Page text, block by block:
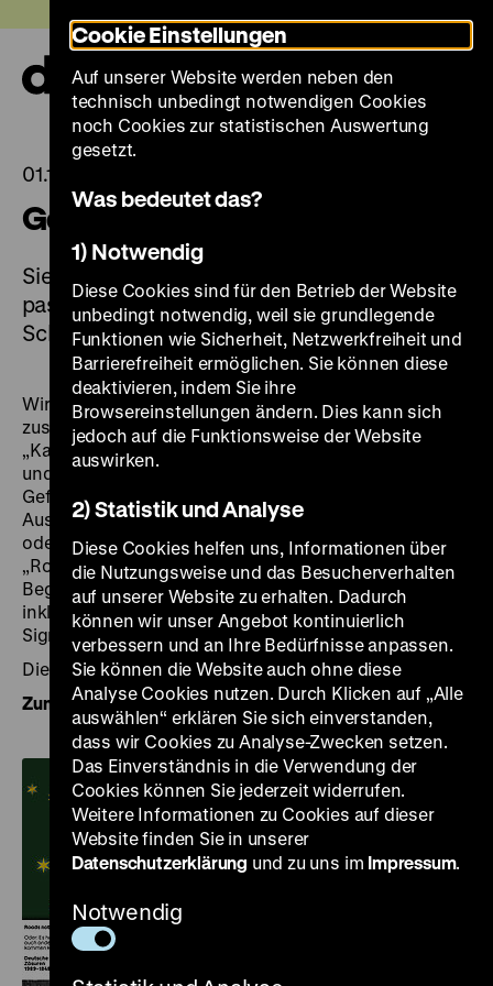
zum
Seiteninhalt
springen
01.12.2023
Geschenke mit Geschichte
Sie sind noch auf der Suche nach einem
passenden Geschenk für Weihnachten?
Schenken Sie Geschichte!
Wir haben Ihnenattraktive Buchpakete
zusammengestellt: Kataloge zu den Ausstellungen
„Karl Marx und der Kapitalismus“, „Documenta. Politik
und Kunst“ und „Richard Wagner und das deutsche
Gefühl“ mit jeweils der thematisch passenden
Ausgabe unseres Magazins „Historische Urteilskraft“
oder die Publikation zu unserer aktuellen Ausstellung
„Roads not Taken“ zusammen mit dem didaktischen
Begleitheft zur Ausstellung. Alle Pakete erhalten Sie
inklusive einem unserer hochwertigen Beutel mit dem
Signet des Pei-Baus für 30 €.
Die Aktion gilt bis zum 20.12.2023.
Zum Onlineshop
Cookie Einstellungen
Auf unserer Website werden neben den
technisch unbedingt notwendigen Cookies
noch Cookies zur statistischen Auswertung
gesetzt.
Was bedeutet das?
1) Notwendig
Diese Cookies sind für den Betrieb der Website
unbedingt notwendig, weil sie grundlegende
Funktionen wie Sicherheit, Netzwerkfreiheit und
Barrierefreiheit ermöglichen. Sie können diese
deaktivieren, indem Sie ihre
Browsereinstellungen ändern. Dies kann sich
jedoch auf die Funktionsweise der Website
auswirken.
2) Statistik und Analyse
Diese Cookies helfen uns, Informationen über
die Nutzungsweise und das Besucherverhalten
auf unserer Website zu erhalten. Dadurch
können wir unser Angebot kontinuierlich
verbessern und an Ihre Bedürfnisse anpassen.
Sie können die Website auch ohne diese
Analyse Cookies nutzen. Durch Klicken auf „Alle
auswählen“ erklären Sie sich einverstanden,
dass wir Cookies zu Analyse-Zwecken setzen.
Das Einverständnis in die Verwendung der
Cookies können Sie jederzeit widerrufen.
Weitere Informationen zu Cookies auf dieser
Website finden Sie in unserer
Datenschutzerklärung und zu uns im Impressum.
Notwendig